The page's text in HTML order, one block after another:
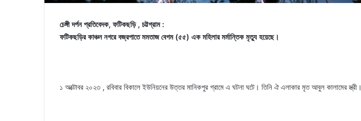
চেঙ্গী দর্পন প্রতিবেদক, ফটিকছড়ি , চট্টগ্রাম :
ফটিকছড়ির কাঞ্চন নগরে বজ্রপাতে মমতাজ বেগম (৫৫) এক মহিলার মর্মান্তিক মৃত্যু হয়েছে।
১ অক্টোবর ২০২৩ , রবিবার বিকালে ইউনিয়নের উত্তর মানিকপুর গ্রামে এ ঘটনা ঘটে। তিনি ঐ এলাকার মৃত আবুল কালামের স্ত্রী।